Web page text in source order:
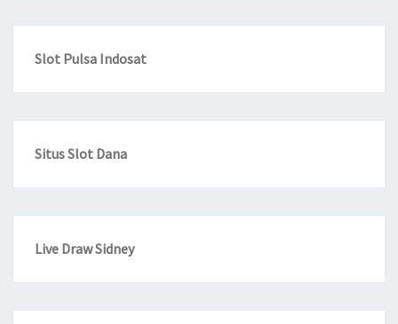
Slot Pulsa Indosat
Situs Slot Dana
Live Draw Sidney